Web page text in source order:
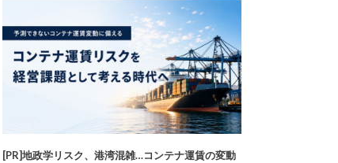
[PR]地政学リスク、港湾混雑…コンテナ運賃の変動